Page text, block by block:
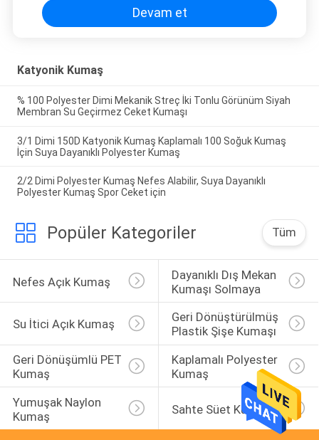
Devam et
Katyonik Kumaş
% 100 Polyester Dimi Mekanik Streç İki Tonlu Görünüm Siyah
Membran Su Geçirmez Ceket Kumaşı
3/1 Dimi 150D Katyonik Kumaş Kaplamalı 100 Soğuk Kumaş
İçin Suya Dayanıklı Polyester Kumaş
2/2 Dimi Polyester Kumaş Nefes Alabilir, Suya Dayanıklı
Polyester Kumaş Spor Ceket için
Popüler Kategoriler Tüm
Nefes Açık Kumaş
Dayanıklı Dış Mekan
Kumaşı Solmaya
Su İtici Açık Kumaş
Geri Dönüştürülmüş
Plastik Şişe Kumaşı
Geri Dönüşümlü PET
Kumaş
Kaplamalı Polyester
Kumaş
Yumuşak Naylon
Kumaş
Sahte Süet Kumaş